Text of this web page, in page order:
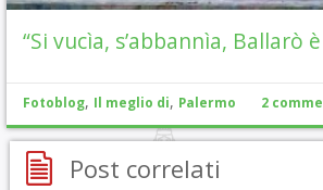
“Si vucìa, s’abbannìa, Ballarò
Fotoblog, Il meglio di, Palermo 2
Post correlati